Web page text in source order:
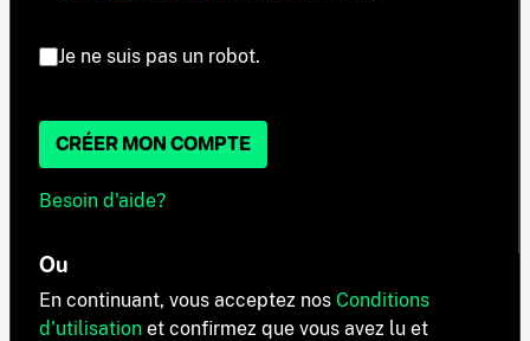
Je ne suis pas un robot.
CRÉER MON COMPTE
Besoin d'aide?
Ou
En continuant, vous acceptez nos Conditions
d'utilisation et confirmez que vous avez lu et